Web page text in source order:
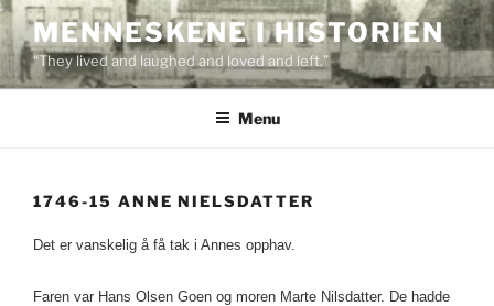
Skip
to
content
MENNESKENE I HISTORIEN
“They lived and laughed and loved and left.”
Menu
1746-15 ANNE NIELSDATTER
Det er vanskelig å få tak i Annes opphav.
Faren var Hans Olsen Goen og moren Marte Nilsdatter. De hadde